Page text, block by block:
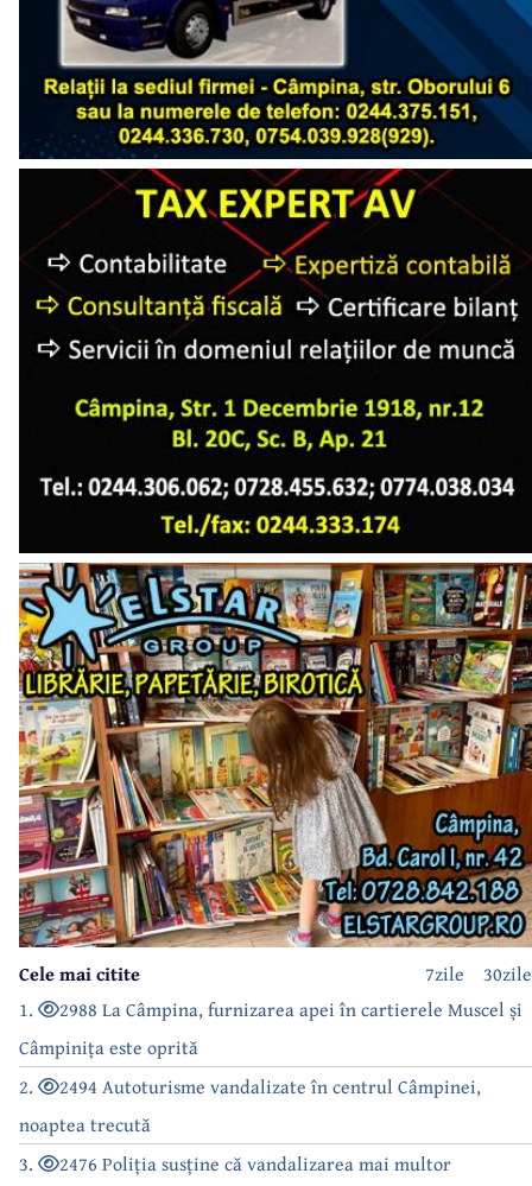
30zile
7zile
Cele mai citite
1.
2988 La Câmpina, furnizarea apei în cartierele Muscel și
Câmpinița este oprită
2.
2494 Autoturisme vandalizate în centrul Câmpinei,
noaptea trecută
3.
2476 Poliția susține că vandalizarea mai multor